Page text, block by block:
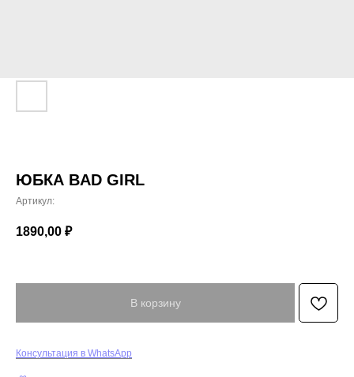
ЮБКА BAD GIRL
Артикул:
1890,00 ₽
В корзину
Консультация в WhatsApp